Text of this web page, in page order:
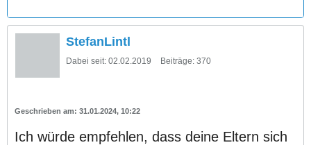
StefanLintl
Dabei seit: 02.02.2019 Beiträge: 370
31.01.2024, 10:22
Ich würde empfehlen, dass deine Eltern sich